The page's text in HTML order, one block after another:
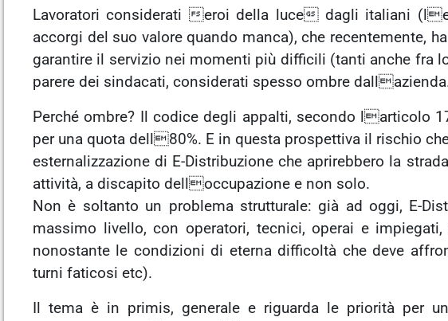
Lavoratori considerati eroi della luce dagli italiani
accorgi del suo valore quando manca), che recentemente,
garantire il servizio nei momenti più difficili (tanti anche fra
parere dei sindacati, considerati spesso ombre
Perché ombre? Il codice degli appalti, secondo larticolo
per una quota dell80%. E in questa prospettiva il rischio
esternalizzazione di E-Distribuzione che aprirebbero la
attività, a discapito delloccupazione e non solo.
Non è soltanto un problema strutturale: già ad oggi, E-
massimo livello, con operatori, tecnici, operai e
nonostante le condizioni di eterna difficoltà che deve
turni faticosi etc).
Il tema è in primis, generale e riguarda le priorità per